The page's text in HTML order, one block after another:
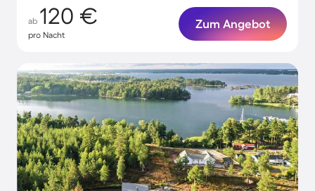
ab 120 €
pro Nacht
Zum Angebot